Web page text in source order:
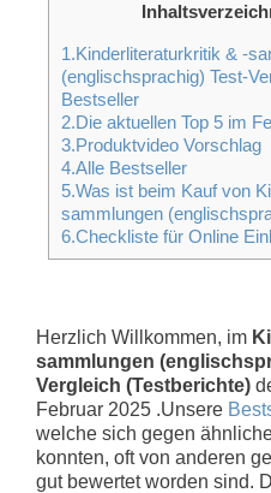
1.Kinderliteraturkritik & -
(englischsprachig) Test-
Bestseller
2.Die aktuellen Top 5 im
3.Produktvideo Vorschlag
4.Alle Bestseller
5.Was ist beim Kauf von
sammlungen
6.Checkliste für Online
Herzlich Willkommen, im
sammlungen
Vergleich (Testberichte)
Februar 2025 .Unsere
welche sich gegen
konnten, oft von anderen
gut bewertet worden sind.